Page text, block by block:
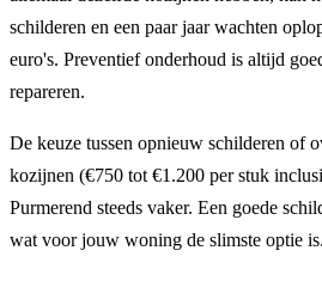
schilderen en een paar jaar wachten
euro's. Preventief onderhoud is altijd
repareren.
De keuze tussen opnieuw schilderen of
kozijnen (€750 tot €1.200 per stuk
Purmerend steeds vaker. Een goede
wat voor jouw woning de slimste optie is.